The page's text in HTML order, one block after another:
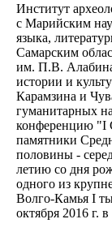
Институт
с Марийским
языка,
Самарским
им. П.В.
истории и
Карамзина и
гуманитарных
конференцию "I
памятники
половины -
летию со дня
одного из
Волго-Камья I
октября 2016 г.